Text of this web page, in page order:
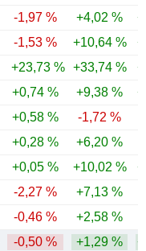
-1,97 % +4,02 %
-1,53 % +10,64 %
+23,73 % +33,74 %
+0,74 % +9,38 %
+0,58 % -1,72 %
+0,28 % +6,20 %
+0,05 % +10,02 %
-2,27 % +7,13 %
-0,46 % +2,58 %
-0,50 % +1,29 %